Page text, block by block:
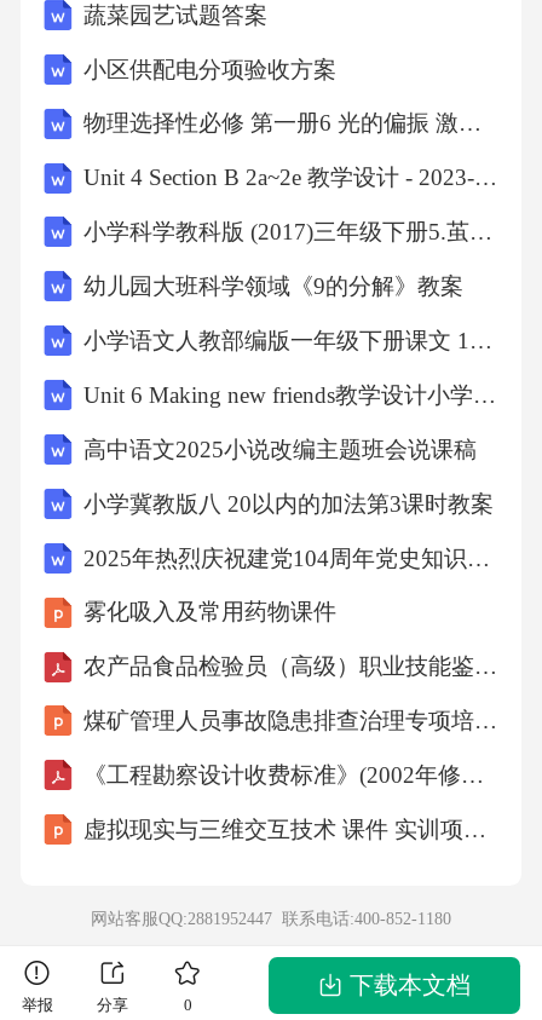
蔬菜园艺试题答案
小区供配电分项验收方案
物理选择性必修 第一册6 光的偏振 激光教学设计及反思
Unit 4 Section B 2a~2e 教学设计 - 2023-2024学年人教版英语八年级下册
小学科学教科版 (2017)三年级下册5.茧中钻出了蚕蛾教学设计及反思
幼儿园大班科学领域《9的分解》教案
小学语文人教部编版一年级下册课文 12 我多想去看看教学设计
Unit 6 Making new friends教学设计小学英语新魔法英语New Magic六年级下册-新魔法英语（New Magic）
高中语文2025小说改编主题班会说课稿
小学冀教版八 20以内的加法第3课时教案
2025年热烈庆祝建党104周年党史知识竞赛题库及答案（共300题）
雾化吸入及常用药物课件
农产品食品检验员（高级）职业技能鉴定考试题及答案
煤矿管理人员事故隐患排查治理专项培训课件
《工程勘察设计收费标准》(2002年修订本)
虚拟现实与三维交互技术 课件 实训项目3 开发虚拟文旅虚拟交互项目的技术实操
网站客服QQ:2881952447 联系电话:400-852-1180
举报 分享 0
下载本文档